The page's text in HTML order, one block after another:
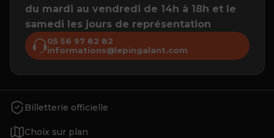
du mardi au vendredi de 14h à 18h et le
samedi les jours de représentation
05 56 97 82 82
informations@lepingalant.com
Billetterie officielle
Choix sur plan